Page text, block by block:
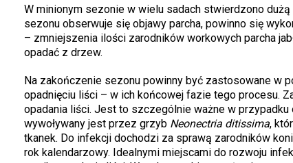
W minionym sezonie w wielu sadach stwierdzono dużą
sezonu obserwuje się objawy parcha, powinno się
– zmniejszenia ilości zarodników workowych parcha
opadać z drzew.
Na zakończenie sezonu powinny być zastosowane w
opadnięciu liści – w ich końcowej fazie tego procesu.
opadania liści. Jest to szczególnie ważne w
wywoływany jest przez grzyb Neonectria ditissima,
tkanek. Do infekcji dochodzi za sprawą zarodników
rok kalendarzowy. Idealnymi miejscami do rozwoju